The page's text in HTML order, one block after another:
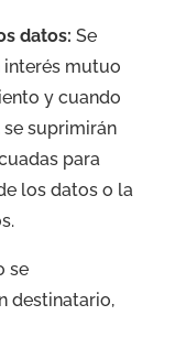
datos: Se
interés mutuo
y cuando
se suprimirán
para
los datos o la
se
destinatario,